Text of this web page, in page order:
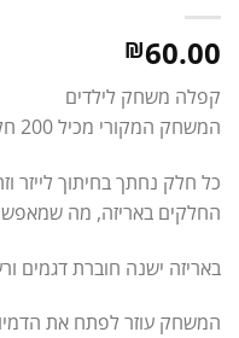
₪60.00
קפלה משחק לילדים
המשחק המקורי מכיל 200 חלקים
כל חלק נחתך בחיתוך לייזר
החלקים באריזה, מה שמאפשר
באריזה ישנה חוברת דגמים
המשחק עוזר לפתח את